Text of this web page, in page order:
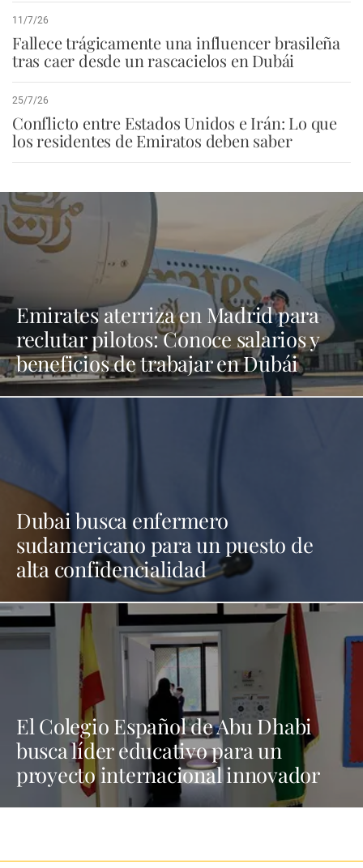
11/7/26
Fallece trágicamente una influencer brasileña
tras caer desde un rascacielos en Dubái
25/7/26
Conflicto entre Estados Unidos e Irán: Lo que
los residentes de Emiratos deben saber
Emirates aterriza en Madrid para
reclutar pilotos: Conoce salarios y
beneficios de trabajar en Dubái
Dubai busca enfermero
sudamericano para un puesto de
alta confidencialidad
El Colegio Español de Abu Dhabi
busca líder educativo para un
proyecto internacional innovador